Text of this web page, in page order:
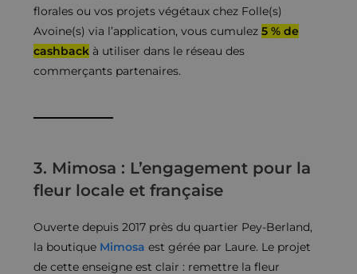
florales ou vos projets végétaux chez Folle(s)
Avoine(s) via l’application, vous cumulez5 % de
cashback à utiliser dans le réseau des
commerçants partenaires.
3. Mimosa : L’engagement pour la
fleur locale et française
Ouverte depuis 2017 près du quartier Pey-Berland,
la boutique Mimosa est gérée par Laure. Le projet
de cette enseigne est clair : remettre la fleur